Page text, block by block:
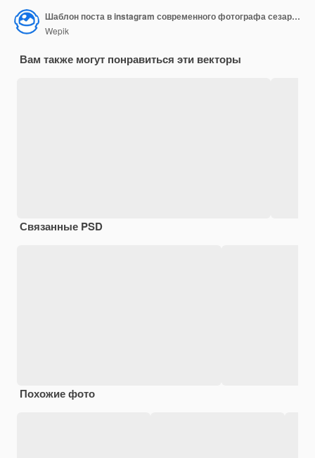
Шаблон поста в instagram современного фотографа сезаря палмера
Wepik
Вам также могут понравиться эти векторы
Связанные PSD
Похожие фото